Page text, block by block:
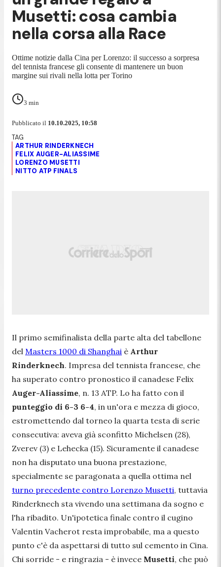
Musetti: cosa cambia
nella corsa alla Race
Ottime notizie dalla Cina per Lorenzo: il successo a sorpresa
del tennista francese gli consente di mantenere un buon
margine sui rivali nella lotta per Torino
3 min
Pubblicato il 10.10.2025, 10:58
ARTHUR RINDERKNECH
FELIX AUGER-ALIASSIME
LORENZO MUSETTI
NITTO ATP FINALS
Il primo semifinalista della parte alta del tabellone
del Masters 1000 di Shanghai è Arthur
Rinderknech. Impresa del tennista francese, che
ha superato contro pronostico il canadese Felix
Auger-Aliassime, n. 13 ATP. Lo ha fatto con il
punteggio di 6-3 6-4, in un'ora e mezza di gioco,
estromettendo dal torneo la quarta testa di serie
consecutiva: aveva già sconfitto Michelsen (28),
Zverev (3) e Lehecka (15). Sicuramente il canadese
non ha disputato una buona prestazione,
specialmente se paragonata a quella ottima nel
turno precedente contro Lorenzo Musetti, tuttavia
Rinderknech sta vivendo una settimana da sogno e
l'ha ribadito. Un'ipotetica finale contro il cugino
Valentin Vacherot resta improbabile, ma a questo
punto c'è da aspettarsi di tutto sul cemento in Cina.
Chi sorride - e ringrazia - è invece Musetti, che può